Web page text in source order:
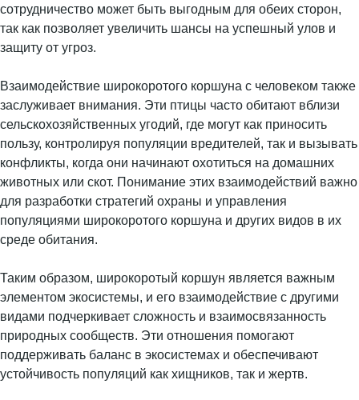
сотрудничество может быть выгодным для обеих сторон,
так как позволяет увеличить шансы на успешный улов и
защиту от угроз.
Взаимодействие широкоротого коршуна с человеком также
заслуживает внимания. Эти птицы часто обитают вблизи
сельскохозяйственных угодий, где могут как приносить
пользу, контролируя популяции вредителей, так и вызывать
конфликты, когда они начинают охотиться на домашних
животных или скот. Понимание этих взаимодействий важно
для разработки стратегий охраны и управления
популяциями широкоротого коршуна и других видов в их
среде обитания.
Таким образом, широкоротый коршун является важным
элементом экосистемы, и его взаимодействие с другими
видами подчеркивает сложность и взаимосвязанность
природных сообществ. Эти отношения помогают
поддерживать баланс в экосистемах и обеспечивают
устойчивость популяций как хищников, так и жертв.